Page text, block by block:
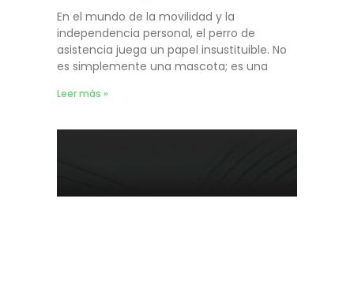
En el mundo de la movilidad y la
independencia personal, el perro de
asistencia juega un papel insustituible. No
es simplemente una mascota; es una
Leer más »